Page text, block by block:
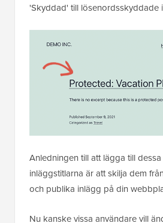
'Skyddad' till lösenordsskyddade
Anledningen till att lägga till
inläggstitlarna är att skilja dem
och publika inlägg på din
Nu kanske vissa användare vill